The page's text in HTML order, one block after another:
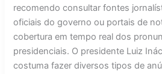
recomendo consultar fontes
oficiais do governo ou portais de
cobertura em tempo real dos
presidenciais. O presidente Luiz
costuma fazer diversos tipos de